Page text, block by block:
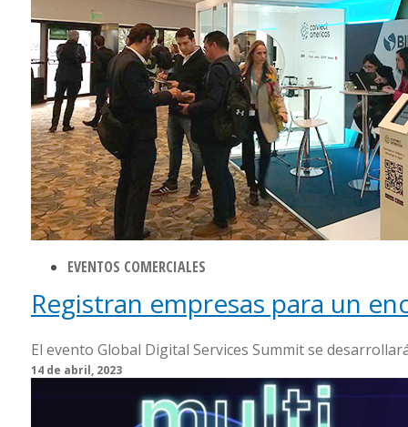
EVENTOS COMERCIALES
Registran empresas para un
El evento Global Digital Services Summit se
14 de abril, 2023